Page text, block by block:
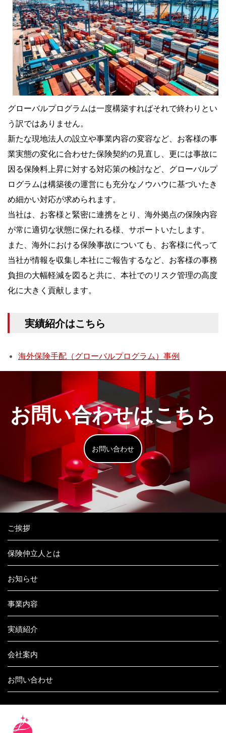
グローバルプログラムは一度構築すればそれで終わりとい
う訳ではありません。
新たな現地法人の設立や事業内容の変容など、お客様の事
業実態の変化に合わせた保険契約の見直し、更には事故に
因る保険料上昇に対する対応策の検討など、グローバルプ
ログラムは構築後の運営にも充分なノウハウに基づいたき
め細かい対応が求められます。
当社は、お客様と緊密に連携をとり、海外拠点の保険内容
が常に適切な状態に保たれる様、サポートいたします。
また、海外における保険事故についても、お客様に代って
当社が情報を収集し本社にご報告するなど、お客様の事務
負担の大幅軽減を図ると共に、本社でのリスク管理の高度
化に大きく貢献します。
実績紹介はこちら
海外保険手配（グローバルプログラム）事例
お問い合わせはこちら
お問い合わせ
ご挨拶
保険仲立人とは
お知らせ
事業内容
実績紹介
会社案内
お問い合わせ